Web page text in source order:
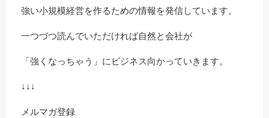
強い小規模経営を作るための情報を発信しています。
一つづつ読んでいただければ自然と会社が
「強くなっちゃう」にビジネス向かっていきます。
↓↓↓
メルマガ登録